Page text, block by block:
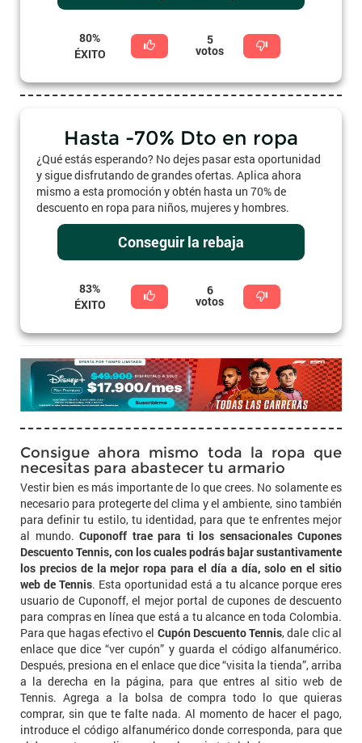
80%
ÉXITO
5
votos
Hasta -70% Dto en ropa
¿Qué estás esperando? No dejes pasar esta oportunidad
y sigue disfrutando de grandes ofertas. Aplica ahora
mismo a esta promoción y obtén hasta un 70% de
descuento en ropa para niños, mujeres y hombres.
Conseguir la rebaja
83%
ÉXITO
6
votos
Consigue ahora mismo toda la ropa que
necesitas para abastecer tu armario
Vestir bien es más importante de lo que crees. No solamente es
necesario para protegerte del clima y el ambiente, sino también
para definir tu estilo, tu identidad, para que te enfrentes mejor
al mundo. Cuponoff trae para ti los sensacionales Cupones
Descuento Tennis, con los cuales podrás bajar sustantivamente
los precios de la mejor ropa para el día a día, solo en el sitio
web de Tennis. Esta oportunidad está a tu alcance porque eres
usuario de Cuponoff, el mejor portal de cupones de descuento
para compras en línea que está a tu alcance en toda Colombia.
Para que hagas efectivo el Cupón Descuento Tennis, dale clic al
enlace que dice “ver cupón” y guarda el código alfanumérico.
Después, presiona en el enlace que dice “visita la tienda”, arriba
a la derecha en la página, para que entres al sitio web de
Tennis. Agrega a la bolsa de compra todo lo que quieras
comprar, sin que te falte nada. Al momento de hacer el pago,
introduce el código alfanumérico donde corresponda, para que